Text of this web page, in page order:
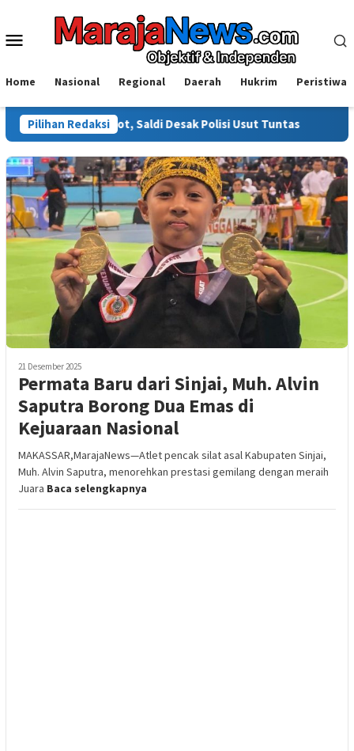
konten
Menu
Home Nasional Regional Daerah Hukrim Peristiwa
Pilihan Redaksi
Saldi Desak Polisi Usut Tuntas Warga Sinjai
21 Desember 2025
Permata Baru dari Sinjai, Muh. Alvin
Saputra Borong Dua Emas di
Kejuaraan Nasional
MAKASSAR,MarajaNews—Atlet pencak silat asal Kabupaten Sinjai,
Muh. Alvin Saputra, menorehkan prestasi gemilang dengan meraih
Juara Baca selengkapnya